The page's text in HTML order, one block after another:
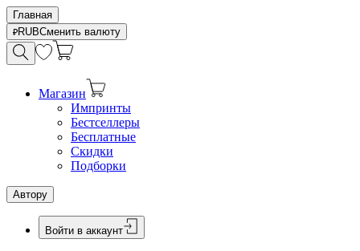
Главная
RUBСменить валюту
Магазин
Импринты
Бестселлеры
Бесплатные
Скидки
Подборки
Автору
Войти в аккаунт